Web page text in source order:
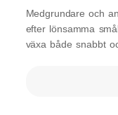
Medgrundare och
efter lönsamma
växa både snabbt